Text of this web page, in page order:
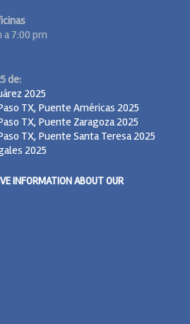
a 7:00 pm
de:
2025
TX, Puente Américas 2025
TX, Puente Zaragoza 2025
TX, Puente Santa Teresa 2025
2025
INFORMATION ABOUT OUR